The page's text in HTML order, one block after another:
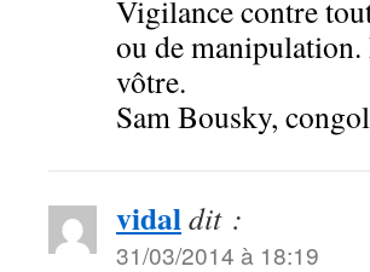
Vigilance contre
ou de
vôtre.
Sam Bousky,
vidaldit :
31/03/2014 à 18:19